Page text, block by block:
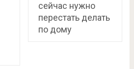
сейчас нужно
перестать делать
по дому